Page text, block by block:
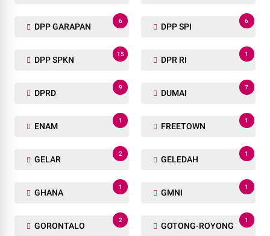
DPP GARAPAN
6
DPP SPI
6
DPP SPKN
15
DPR RI
1
DPRD
9
DUMAI
7
ENAM
1
FREETOWN
1
GELAR
2
GELEDAH
1
GHANA
1
GMNI
1
GORONTALO
2
GOTONG-ROYONG
1